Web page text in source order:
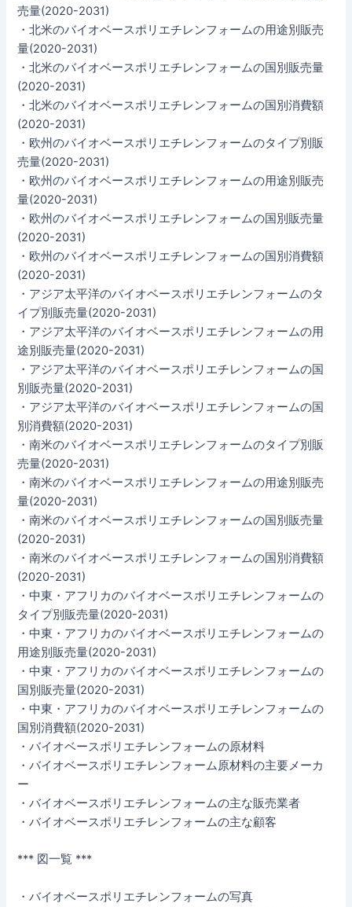
売量(2020-2031)
・北米のバイオベースポリエチレンフォームの用途別販売
量(2020-2031)
・北米のバイオベースポリエチレンフォームの国別販売量
(2020-2031)
・北米のバイオベースポリエチレンフォームの国別消費額
(2020-2031)
・欧州のバイオベースポリエチレンフォームのタイプ別販
売量(2020-2031)
・欧州のバイオベースポリエチレンフォームの用途別販売
量(2020-2031)
・欧州のバイオベースポリエチレンフォームの国別販売量
(2020-2031)
・欧州のバイオベースポリエチレンフォームの国別消費額
(2020-2031)
・アジア太平洋のバイオベースポリエチレンフォームのタ
イプ別販売量(2020-2031)
・アジア太平洋のバイオベースポリエチレンフォームの用
途別販売量(2020-2031)
・アジア太平洋のバイオベースポリエチレンフォームの国
別販売量(2020-2031)
・アジア太平洋のバイオベースポリエチレンフォームの国
別消費額(2020-2031)
・南米のバイオベースポリエチレンフォームのタイプ別販
売量(2020-2031)
・南米のバイオベースポリエチレンフォームの用途別販売
量(2020-2031)
・南米のバイオベースポリエチレンフォームの国別販売量
(2020-2031)
・南米のバイオベースポリエチレンフォームの国別消費額
(2020-2031)
・中東・アフリカのバイオベースポリエチレンフォームの
タイプ別販売量(2020-2031)
・中東・アフリカのバイオベースポリエチレンフォームの
用途別販売量(2020-2031)
・中東・アフリカのバイオベースポリエチレンフォームの
国別販売量(2020-2031)
・中東・アフリカのバイオベースポリエチレンフォームの
国別消費額(2020-2031)
・バイオベースポリエチレンフォームの原材料
・バイオベースポリエチレンフォーム原材料の主要メーカ
ー
・バイオベースポリエチレンフォームの主な販売業者
・バイオベースポリエチレンフォームの主な顧客
*** 図一覧 ***
・バイオベースポリエチレンフォームの写真